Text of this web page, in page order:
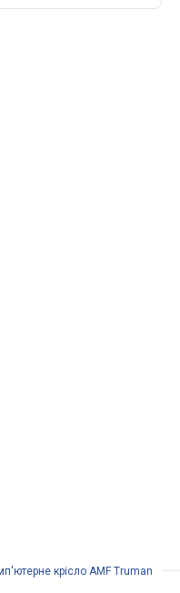
крісло AMF Truman